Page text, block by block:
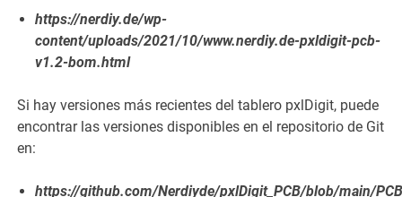
https://nerdiy.de/wp-
content/uploads/2021/10/www.nerdiy.de-pxldigit-pcb-
v1.2-bom.html
Si hay versiones más recientes del tablero pxlDigit, puede
encontrar las versiones disponibles en el repositorio de Git
en:
https://github.com/Nerdiyde/pxlDigit_PCB/blob/main/